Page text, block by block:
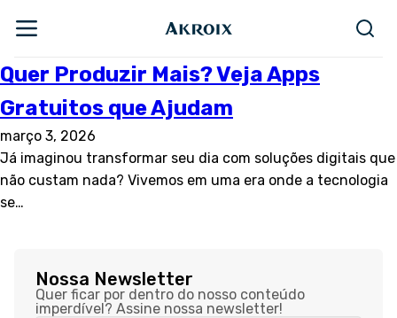
Quer Produzir Mais? Veja Apps
Gratuitos que Ajudam
março 3, 2026
Já imaginou transformar seu dia com soluções digitais que
não custam nada? Vivemos em uma era onde a tecnologia
se…
Nossa Newsletter
Quer ficar por dentro do nosso conteúdo
imperdível? Assine nossa newsletter!